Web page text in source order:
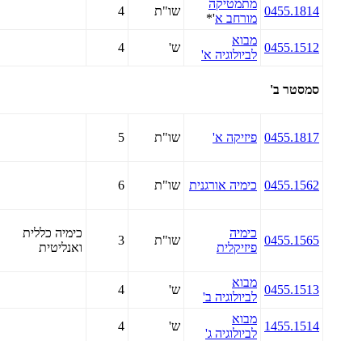
4 שו"ת
מתמטיקה
מורחב א'*
0455.1814
4 ש'
מבוא
לביולוגיה א'
0455.1512
סמסטר ב'
5 שו"ת פיזיקה א' 0455.1817
6 שו"ת כימיה אורגנית 0455.1562
כימיה כללית
ואנליטית
3 שו"ת
כימיה
פיזיקלית
0455.1565
4 ש'
מבוא
לביולוגיה ב'
0455.1513
4 ש'
מבוא
לביולוגיה ג'
1455.1514